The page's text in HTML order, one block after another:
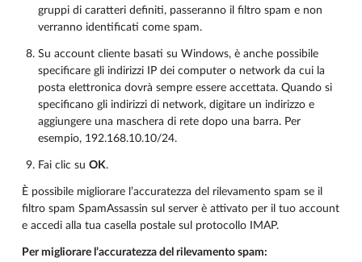
gruppi di caratteri definiti, passeranno il filtro spam e non
verranno identificati come spam.
Su account cliente basati su Windows, è anche possibile
specificare gli indirizzi IP dei computer o network da cui la
posta elettronica dovrà sempre essere accettata. Quando si
specificano gli indirizzi di network, digitare un indirizzo e
aggiungere una maschera di rete dopo una barra. Per
esempio, 192.168.10.10/24.
Fai clic su OK.
È possibile migliorare l’accuratezza del rilevamento spam se il
filtro spam SpamAssassin sul server è attivato per il tuo account
e accedi alla tua casella postale sul protocollo IMAP.
Per migliorare l’accuratezza del rilevamento spam: